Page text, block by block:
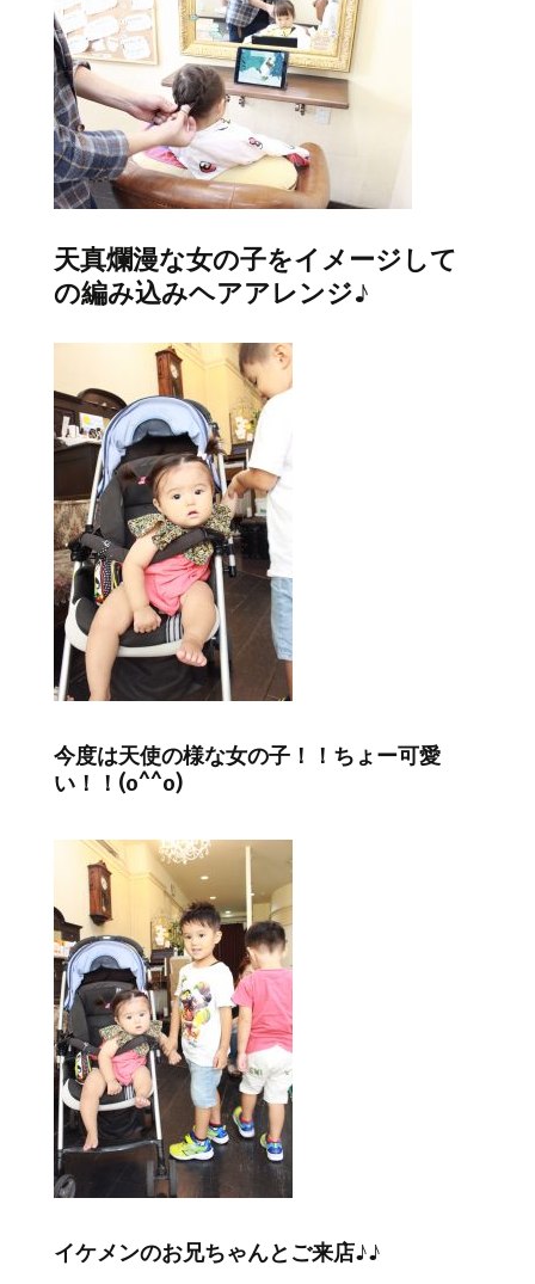
天真爛漫な女の子をイメージして
の編み込みヘアアレンジ♪
今度は天使の様な女の子！！ちょー可愛
い！！(o^^o)
イケメンのお兄ちゃんとご来店♪♪